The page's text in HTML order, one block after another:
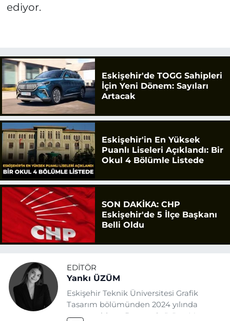
ediyor.
Eskişehir'de TOGG Sahipleri
İçin Yeni Dönem: Sayıları
Artacak
Eskişehir'in En Yüksek
Puanlı Liseleri Açıklandı: Bir
Okul 4 Bölümle Listede
SON DAKİKA: CHP
Eskişehir'de 5 İlçe Başkanı
Belli Oldu
EDITÖR
Yankı ÜZÜM
Eskişehir Teknik Üniversitesi Grafik
Tasarım bölümünden 2024 yılında
mezun oldum. Basın sektörüne Mayıs